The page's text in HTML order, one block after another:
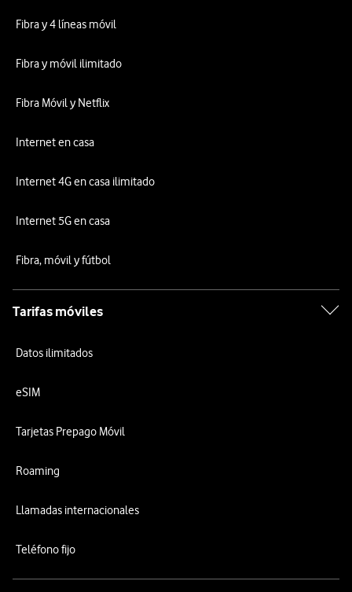
Fibra y 4 líneas móvil
Fibra y móvil ilimitado
Fibra Móvil y Netflix
Internet en casa
Internet 4G en casa ilimitado
Internet 5G en casa
Fibra, móvil y fútbol
Tarifas móviles
Datos ilimitados
eSIM
Tarjetas Prepago Móvil
Roaming
Llamadas internacionales
Teléfono fijo